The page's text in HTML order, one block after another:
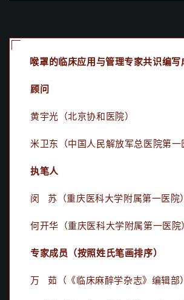
喉罩的临床应用与管理专家共识编写
顾问
黄宇光（北京协和医院）
米卫东（中国人民解放军总医院第一
执笔人
闵 苏（重庆医科大学附属第一医院）
何开华（重庆医科大学附属第一医院）
专家成员（按照姓氏笔画排序）
万 茹（《临床麻醉学杂志》编辑部）